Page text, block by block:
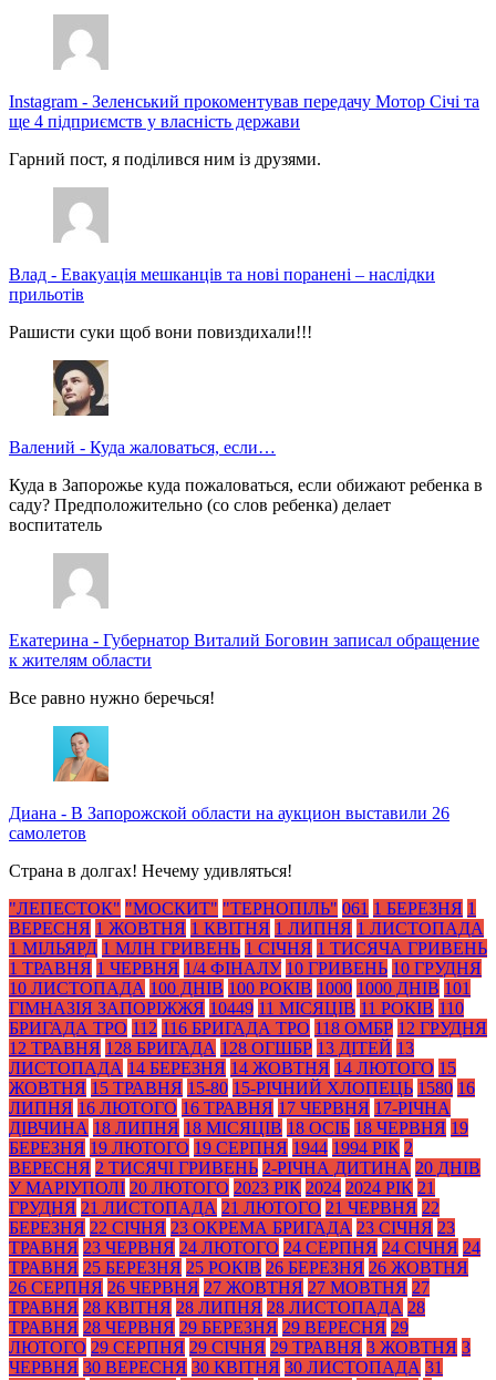
Instagram - Зеленський прокоментував передачу Мотор Січі та
ще 4 підприємств у власність держави
Гарний пост, я поділився ним із друзями.
Влад - Евакуація мешканців та нові поранені – наслідки
прильотів
Рашисти суки щоб вони повиздихали!!!
Валений - Куда жаловаться, если…
Куда в Запорожье куда пожаловаться, если обижают ребенка в
саду? Предположительно (со слов ребенка) делает
воспитатель
Екатерина - Губернатор Виталий Боговин записал обращение
к жителям области
Все равно нужно беречься!
Диана - В Запорожской области на аукцион выставили 26
самолетов
Страна в долгах! Нечему удивляться!
"ЛЕПЕСТОК" "МОСКИТ" "ТЕРНОПІЛЬ" 061 1 БЕРЕЗНЯ 1
ВЕРЕСНЯ 1 ЖОВТНЯ 1 КВІТНЯ 1 ЛИПНЯ 1 ЛИСТОПАДА
1 МІЛЬЯРД 1 МЛН ГРИВЕНЬ 1 СІЧНЯ 1 ТИСЯЧА ГРИВЕНЬ
1 ТРАВНЯ 1 ЧЕРВНЯ 1/4 ФІНАЛУ 10 ГРИВЕНЬ 10 ГРУДНЯ
10 ЛИСТОПАДА 100 ДНІВ 100 РОКІВ 1000 1000 ДНІВ 101
ГІМНАЗІЯ ЗАПОРІЖЖЯ 10449 11 МІСЯЦІВ 11 РОКІВ 110
БРИГАДА ТРО 112 116 БРИГАДА ТРО 118 ОМБР 12 ГРУДНЯ
12 ТРАВНЯ 128 БРИГАДА 128 ОГШБР 13 ДІТЕЙ 13
ЛИСТОПАДА 14 БЕРЕЗНЯ 14 ЖОВТНЯ 14 ЛЮТОГО 15
ЖОВТНЯ 15 ТРАВНЯ 15-80 15-РІЧНИЙ ХЛОПЕЦЬ 1580 16
ЛИПНЯ 16 ЛЮТОГО 16 ТРАВНЯ 17 ЧЕРВНЯ 17-РІЧНА
ДІВЧИНА 18 ЛИПНЯ 18 МІСЯЦІВ 18 ОСІБ 18 ЧЕРВНЯ 19
БЕРЕЗНЯ 19 ЛЮТОГО 19 СЕРПНЯ 1944 1994 РІК 2
ВЕРЕСНЯ 2 ТИСЯЧІ ГРИВЕНЬ 2-РІЧНА ДИТИНА 20 ДНІВ
У МАРІУПОЛІ 20 ЛЮТОГО 2023 РІК 2024 2024 РІК 21
ГРУДНЯ 21 ЛИСТОПАДА 21 ЛЮТОГО 21 ЧЕРВНЯ 22
БЕРЕЗНЯ 22 СІЧНЯ 23 ОКРЕМА БРИГАДА 23 СІЧНЯ 23
ТРАВНЯ 23 ЧЕРВНЯ 24 ЛЮТОГО 24 СЕРПНЯ 24 СІЧНЯ 24
ТРАВНЯ 25 БЕРЕЗНЯ 25 РОКІВ 26 БЕРЕЗНЯ 26 ЖОВТНЯ
26 СЕРПНЯ 26 ЧЕРВНЯ 27 ЖОВТНЯ 27 МОВТНЯ 27
ТРАВНЯ 28 КВІТНЯ 28 ЛИПНЯ 28 ЛИСТОПАДА 28
ТРАВНЯ 28 ЧЕРВНЯ 29 БЕРЕЗНЯ 29 ВЕРЕСНЯ 29
ЛЮТОГО 29 СЕРПНЯ 29 СІЧНЯ 29 ТРАВНЯ 3 ЖОВТНЯ 3
ЧЕРВНЯ 30 ВЕРЕСНЯ 30 КВІТНЯ 30 ЛИСТОПАДА 31